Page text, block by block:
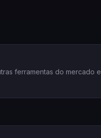
ferramentas do mercado e